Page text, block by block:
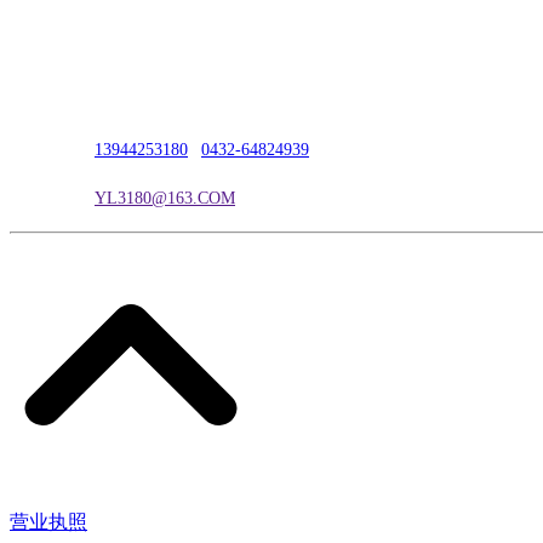
13944253180 0432-64824939
YL3180@163.COM
营业执照